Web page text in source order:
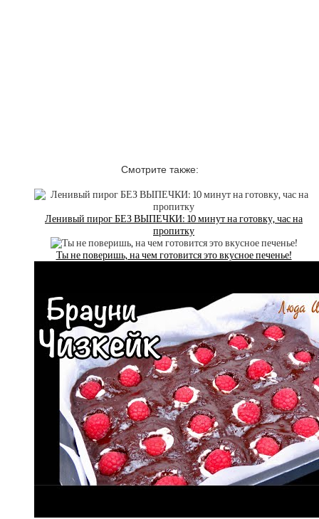
Смотрите также:
Ленивый пирог БЕЗ ВЫПЕЧКИ: 10 минут на готовку, час на
пропитку
Ты не поверишь, на чем готовится это вкусное печенье!